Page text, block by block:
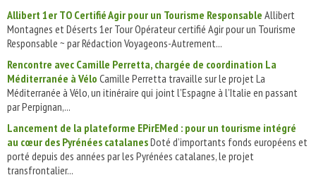
Allibert 1er TO Certifié Agir pour un Tourisme Responsable Allibert
Montagnes et Déserts 1er Tour Opérateur certifié Agir pour un Tourisme
Responsable ~ par Rédaction Voyageons-Autrement...
Rencontre avec Camille Perretta, chargée de coordination La
Méditerranée à Vélo Camille Perretta travaille sur le projet La
Méditerranée à Vélo, un itinéraire qui joint l’Espagne à l’Italie en passant
par Perpignan,...
Lancement de la plateforme EPirEMed : pour un tourisme intégré
au cœur des Pyrénées catalanesDoté d’importants fonds européens et
porté depuis des années par les Pyrénées catalanes, le projet
transfrontalier...